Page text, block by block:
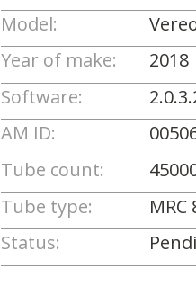
Model:
Year of make:
2018
Software:
AM ID:
Tube count:
Tube type:
MRC
Status: